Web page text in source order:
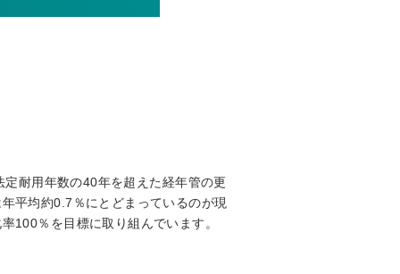
耐用年数の40年を超えた経年管の更
平均約0.7％にとどまっているのが現
100％を目標に取り組んでいます。